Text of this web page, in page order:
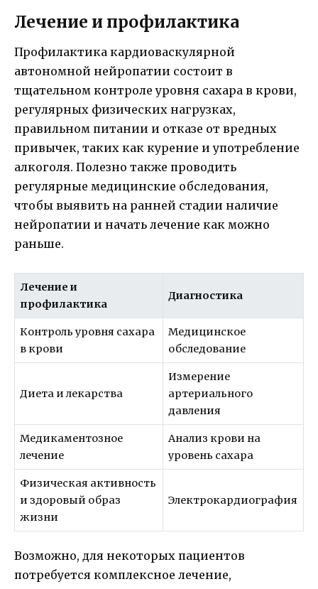
Лечение и профилактика
Профилактика кардиоваскулярной
автономной нейропатии состоит в
тщательном контроле уровня сахара в крови,
регулярных физических нагрузках,
правильном питании и отказе от вредных
привычек, таких как курение и употребление
алкоголя. Полезно также проводить
регулярные медицинские обследования,
чтобы выявить на ранней стадии наличие
нейропатии и начать лечение как можно
раньше.
Лечение и
профилактика
Диагностика
Контроль уровня сахара
в крови
Медицинское
обследование
Диета и лекарства
Измерение
артериального
давления
Медикаментозное
лечение
Анализ крови на
уровень сахара
Физическая активность
и здоровый образ
жизни
Электрокардиография
Возможно, для некоторых пациентов
потребуется комплексное лечение,